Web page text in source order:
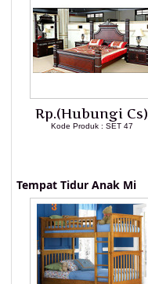
Rp.(Hubungi Cs)
Kode Produk : SET 47
Tempat Tidur Anak Mi